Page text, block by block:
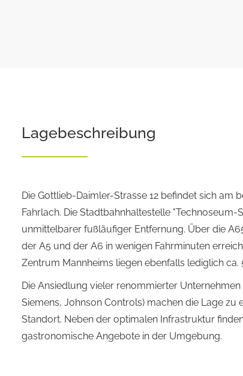
Lagebeschreibung
Die Gottlieb-Daimler-Strasse 12 befindet sich am
Fahrlach. Die Stadtbahnhaltestelle "Technoseum-
unmittelbarer fußläufiger Entfernung. Über die
der A5 und der A6 in wenigen Fahrminuten
Zentrum Mannheims liegen ebenfalls lediglich ca.
Die Ansiedlung vieler renommierter
Siemens, Johnson Controls) machen die Lage zu
Standort. Neben der optimalen Infrastruktur
gastronomische Angebote in der Umgebung.